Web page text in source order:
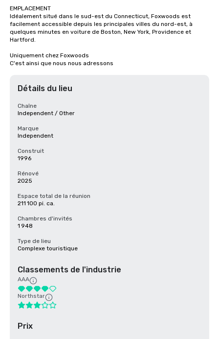
EMPLACEMENT
Idéalement situé dans le sud-est du Connecticut, Foxwoods est
facilement accessible depuis les principales villes du nord-est, à
quelques minutes en voiture de Boston, New York, Providence et
Hartford.
Uniquement chez Foxwoods
C'est ainsi que nous nous adressons
Détails du lieu
Chaîne
Independent / Other
Marque
Independent
Construit
1996
Rénové
2025
Espace total de la réunion
211 100 pi. ca.
Chambres d'invités
1 948
Type de lieu
Complexe touristique
Classements de l'industrie
AAA
Northstar
Prix